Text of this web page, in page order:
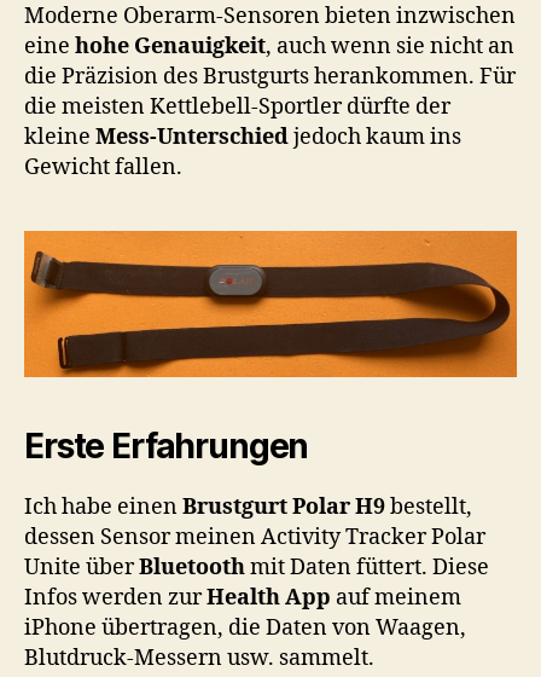
Moderne Oberarm-Sensoren bieten inzwischen
eine hohe Genauigkeit, auch wenn sie nicht an
die Präzision des Brustgurts herankommen. Für
die meisten Kettlebell-Sportler dürfte der
kleine Mess-Unterschiedjedoch kaum ins
Gewicht fallen.
Erste Erfahrungen
Ich habe einenBrustgurt Polar H9bestellt,
dessen Sensor meinen Activity Tracker Polar
Unite überBluetoothmit Daten füttert. Diese
Infos werden zurHealth App auf meinem
iPhone übertragen, die Daten von Waagen,
Blutdruck-Messern usw. sammelt.